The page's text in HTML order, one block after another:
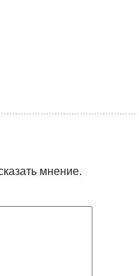
мнение.